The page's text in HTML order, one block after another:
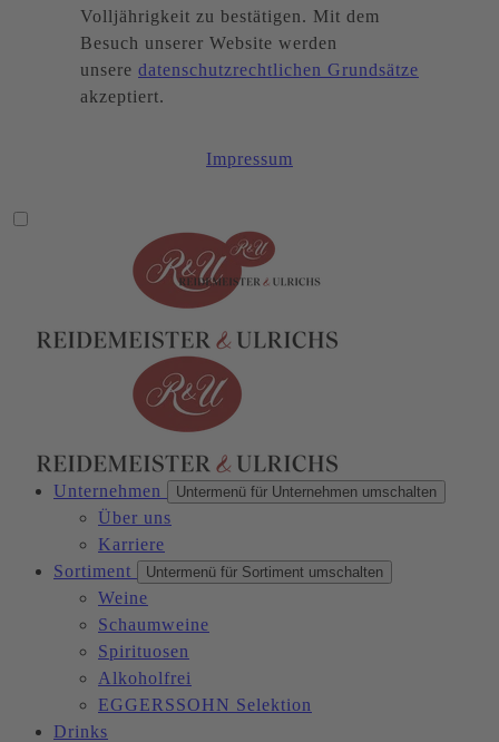
Volljährigkeit zu bestätigen. Mit dem
Besuch unserer Website werden
unsere datenschutzrechtlichen Grundsätze
akzeptiert.
Impressum
Unternehmen Untermenü für Unternehmen umschalten
Über uns
Karriere
Sortiment
Untermenü für Sortiment umschalten
Weine
Schaumweine
Spirituosen
Alkoholfrei
EGGERSSOHN Selektion
Drinks